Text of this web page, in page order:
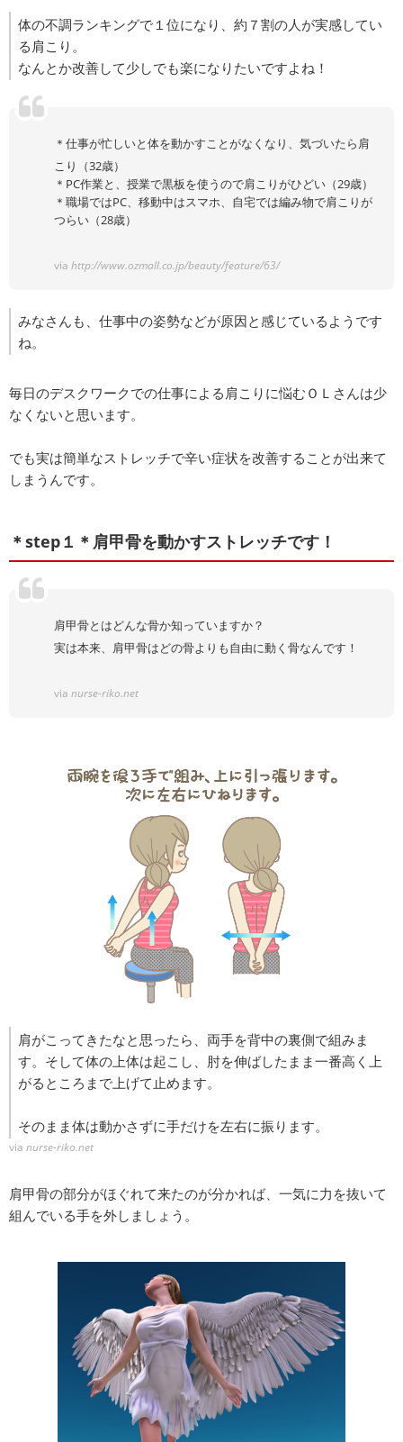
体の不調ランキングで１位になり、約７割の人が実感してい
る肩こり。
なんとか改善して少しでも楽になりたいですよね！
＊仕事が忙しいと体を動かすことがなくなり、気づいたら肩
こり（32歳）
＊PC作業と、授業で黒板を使うので肩こりがひどい（29歳）
＊職場ではPC、移動中はスマホ、自宅では編み物で肩こりが
つらい（28歳）
via http://www.ozmall.co.jp/beauty/feature/63/
みなさんも、仕事中の姿勢などが原因と感じているようです
ね。
毎日のデスクワークでの仕事による肩こりに悩むＯＬさんは少
なくないと思います。
でも実は簡単なストレッチで辛い症状を改善することが出来て
しまうんです。
＊step１＊肩甲骨を動かすストレッチです！
肩甲骨とはどんな骨か知っていますか？
実は本来、肩甲骨はどの骨よりも自由に動く骨なんです！
via nurse-riko.net
肩がこってきたなと思ったら、両手を背中の裏側で組みま
す。そして体の上体は起こし、肘を伸ばしたまま一番高く上
がるところまで上げて止めます。
そのまま体は動かさずに手だけを左右に振ります。
via nurse-riko.net
肩甲骨の部分がほぐれて来たのが分かれば、一気に力を抜いて
組んでいる手を外しましょう。